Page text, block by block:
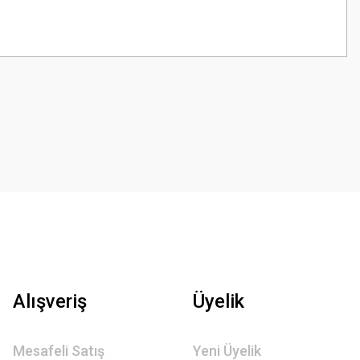
Alışveriş
Mesafeli Satış
Üyelik
Yeni Üyelik